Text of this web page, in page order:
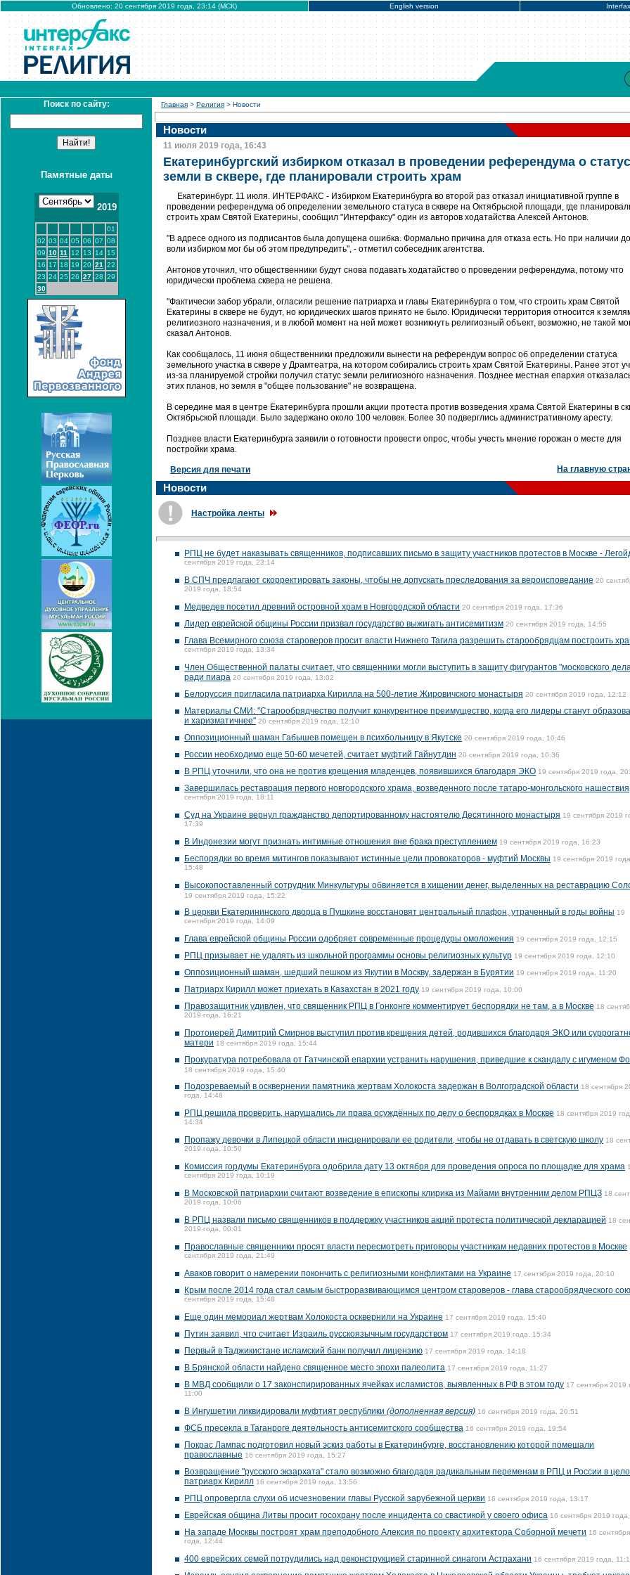
Обновлено: 20 сентября 2019 года, 23:14 (МСК) English version
Поиск по сайту:
Памятные даты
2019
01
02 03 04 05 06 07 08
09 10 11 12 13 14 15
16 17 18 19 20 21
22
23 24 25 26 27 28 29
30
Главная > Религия > Новости
Новости
11 июля 2019 года, 16:43
Екатеринбургский избирком отказал в проведении референдума о
земли в сквере, где планировали строить храм
Екатеринбург. 11 июля. ИНТЕРФАКС - Избирком Екатеринбурга во второй раз отказал инициативной группе в
проведении референдума об определении земельного статуса в сквере на Октябрьской площади, где
строить храм Святой Екатерины, сообщил "Интерфаксу" один из авторов ходатайства Алексей Антонов.
"В адресе одного из подписантов была допущена ошибка. Формально причина для отказа есть. Но при наличии
воли избирком мог бы об этом предупредить", - отметил собеседник агентства.
Антонов уточнил, что общественники будут снова подавать ходатайство о проведении референдума, потому что
юридически проблема сквера не решена.
"Фактически забор убрали, огласили решение патриарха и главы Екатеринбурга о том, что строить храм Святой
Екатерины в сквере не будут, но юридических шагов принято не было. Юридически территория относится к
религиозного назначения, и в любой момент на ней может возникнуть религиозный объект, возможно, не такой
сказал Антонов.
Как сообщалось, 11 июня общественники предложили вынести на референдум вопрос об определении статуса
земельного участка в сквере у Драмтеатра, на котором собирались строить храм Святой Екатерины. Ранее этот
из-за планируемой стройки получил статус земли религиозного назначения. Позднее местная епархия
этих планов, но земля в "общее пользование" не возвращена.
В середине мая в центре Екатеринбурга прошли акции протеста против возведения храма Святой Екатерины в
Октябрьской площади. Было задержано около 100 человек. Более 30 подверглись административному аресту.
Позднее власти Екатеринбурга заявили о готовности провести опрос, чтобы учесть мнение горожан о месте для
постройки храма.
Версия для печати На главную
Новости
Настройка ленты
РПЦ не будет наказывать священников, подписавших письмо в защиту участников протестов в Москве -
сентября 2019 года, 23:14
В СПЧ предлагают скорректировать законы, чтобы не допускать преследования за вероисповедание 20
2019 года, 18:54
Медведев посетил древний островной храм в Новгородской области 20 сентября 2019 года, 17:36
Лидер еврейской общины России призвал государство выжигать антисемитизм 20 сентября 2019 года, 14:55
Глава Всемирного союза староверов просит власти Нижнего Тагила разрешить старообрядцам построить
сентября 2019 года, 13:34
Член Общественной палаты считает, что священники могли выступить в защиту фигурантов "московского
ради пиара 20 сентября 2019 года, 13:02
Белоруссия пригласила патриарха Кирилла на 500-летие Жировичского монастыря 20 сентября 2019 года, 12:12
Материалы СМИ: "Старообрядчество получит конкурентное преимущество, когда его лидеры станут
и харизматичнее" 20 сентября 2019 года, 12:10
Оппозиционный шаман Габышев помещен в психбольницу в Якутске 20 сентября 2019 года, 10:46
России необходимо еще 50-60 мечетей, считает муфтий Гайнутдин 20 сентября 2019 года, 10:36
В РПЦ уточнили, что она не против крещения младенцев, появившихся благодаря ЭКО 19 сентября 2019 года,
Завершилась реставрация первого новгородского храма, возведенного после татаро-монгольского нашествия
сентября 2019 года, 18:11
Суд на Украине вернул гражданство депортированному настоятелю Десятинного монастыря 19 сентября 2019
17:39
В Индонезии могут признать интимные отношения вне брака преступлением 19 сентября 2019 года, 16:23
Беспорядки во время митингов показывают истинные цели провокаторов - муфтий Москвы 19 сентября 2019 года,
15:48
Высокопоставленный сотрудник Минкультуры обвиняется в хищении денег, выделенных на реставрацию
19 сентября 2019 года, 15:22
В церкви Екатерининского дворца в Пушкине восстановят центральный плафон, утраченный в годы войны 19
сентября 2019 года, 14:09
Глава еврейской общины России одобряет современные процедуры омоложения 19 сентября 2019 года, 12:15
РПЦ призывает не удалять из школьной программы основы религиозных культур 19 сентября 2019 года, 12:10
Оппозиционный шаман, шедший пешком из Якутии в Москву, задержан в Бурятии 19 сентября 2019 года, 11:20
Патриарх Кирилл может приехать в Казахстан в 2021 году 19 сентября 2019 года, 10:00
Правозащитник удивлен, что священник РПЦ в Гонконге комментирует беспорядки не там, а в Москве 18
2019 года, 16:21
Протоиерей Димитрий Смирнов выступил против крещения детей, родившихся благодаря ЭКО или
матери 18 сентября 2019 года, 15:44
Прокуратура потребовала от Гатчинской епархии устранить нарушения, приведшие к скандалу с игуменом
18 сентября 2019 года, 15:40
Подозреваемый в осквернении памятника жертвам Холокоста задержан в Волгоградской области 18 сентября
года, 14:48
РПЦ решила проверить, нарушались ли права осуждённых по делу о беспорядках в Москве 18 сентября 2019
14:34
Пропажу девочки в Липецкой области инсценировали ее родители, чтобы не отдавать в светскую школу 18
2019 года, 10:50
Комиссия гордумы Екатеринбурга одобрила дату 13 октября для проведения опроса по площадке для храма
сентября 2019 года, 10:19
В Московской патриархии считают возведение в епископы клирика из Майами внутренним делом РПЦЗ 18
2019 года, 10:06
В РПЦ назвали письмо священников в поддержку участников акций протеста политической декларацией 18
2019 года, 00:01
Православные священники просят власти пересмотреть приговоры участникам недавних протестов в Москве
сентября 2019 года, 21:49
Аваков говорит о намерении покончить с религиозными конфликтами на Украине 17 сентября 2019 года, 20:10
Крым после 2014 года стал самым быстроразвивающимся центром староверов - глава старообрядческого
сентября 2019 года, 15:48
Еще один мемориал жертвам Холокоста осквернили на Украине 17 сентября 2019 года, 15:40
Путин заявил, что считает Израиль русскоязычным государством 17 сентября 2019 года, 15:34
Первый в Таджикистане исламский банк получил лицензию 17 сентября 2019 года, 14:18
В Брянской области найдено священное место эпохи палеолита 17 сентября 2019 года, 11:27
В МВД сообщили о 17 законспирированных ячейках исламистов, выявленных в РФ в этом году 17 сентября 2019
11:00
В Ингушетии ликвидировали муфтият республики (дополненная версия) 16 сентября 2019 года, 20:51
ФСБ пресекла в Таганроге деятельность антисемитского сообщества 16 сентября 2019 года, 19:54
Покрас Лампас подготовил новый эскиз работы в Екатеринбурге, восстановлению которой помешали
православные 16 сентября 2019 года, 15:27
Возвращение "русского экзархата" стало возможно благодаря радикальным переменам в РПЦ и России в
патриарх Кирилл 16 сентября 2019 года, 13:56
РПЦ опровергла слухи об исчезновении главы Русской зарубежной церкви 16 сентября 2019 года, 13:17
Еврейская община Литвы просит госохрану после инцидента со свастикой у своего офиса 16 сентября 2019
На западе Москвы построят храм преподобного Алексия по проекту архитектора Соборной мечети 16
года, 12:44
400 еврейских семей потрудились над реконструкцией старинной синагоги Астрахани 16 сентября 2019 года,